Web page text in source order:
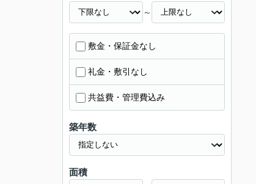
～
敷金・保証金なし
礼金・敷引なし
共益費・管理費込み
築年数
面積